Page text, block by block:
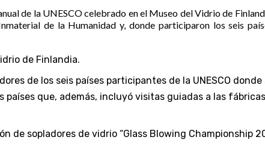
de la UNESCO celebrado en el Museo del Vidrio de
de la Humanidad y, donde participaron los seis
de Finlandia.
de los seis países participantes de la UNESCO
países que, además, incluyó visitas guiadas a las
de sopladores de vidrio “Glass Blowing Championship